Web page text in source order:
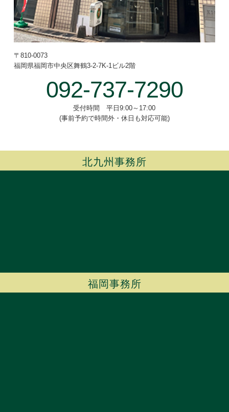
〒810-0073
福岡県福岡市中央区舞鶴3-2-7K-1ビル2階
092-737-7290
受付時間 平日9:00～17:00
(事前予約で時間外・休日も対応可能)
北九州事務所
福岡事務所